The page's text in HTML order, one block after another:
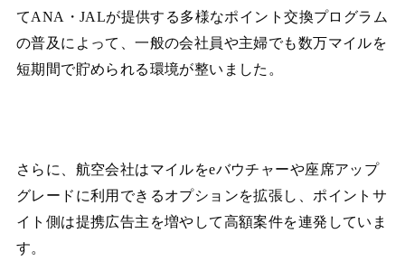
てANA・JALが提供する多様なポイント交換プログラム
の普及によって、一般の会社員や主婦でも数万マイルを
短期間で貯められる環境が整いました。
さらに、航空会社はマイルをeバウチャーや座席アップ
グレードに利用できるオプションを拡張し、ポイントサ
イト側は提携広告主を増やして高額案件を連発していま
す。